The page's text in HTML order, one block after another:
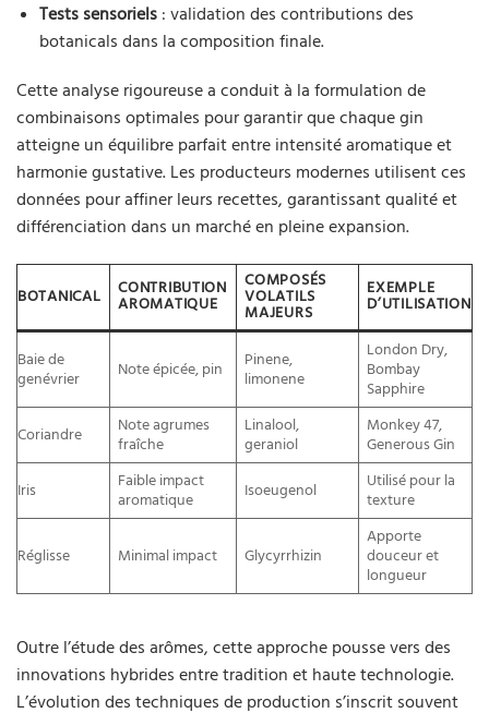
Tests sensoriels: validation des contributions des
botanicals dans la composition finale.
Cette analyse rigoureuse a conduit à la formulation de
combinaisons optimales pour garantir que chaque gin
atteigne un équilibre parfait entre intensité aromatique et
harmonie gustative. Les producteurs modernes utilisent ces
données pour affiner leurs recettes, garantissant qualité et
différenciation dans un marché en pleine expansion.
BOTANICAL CONTRIBUTION
AROMATIQUE
COMPOSÉS
VOLATILS
MAJEURS
EXEMPLE
D’UTILISATION
Baie de
genévrier
Note épicée, pin
Pinene,
limonene
London Dry,
Bombay
Sapphire
Coriandre
Note agrumes
fraîche
Linalool,
geraniol
Monkey 47,
Generous Gin
Iris
Faible impact
aromatique
Isoeugenol
Utilisé pour la
texture
Réglisse Minimal impact Glycyrrhizin
Apporte
douceur et
longueur
Outre l’étude des arômes, cette approche pousse vers des
innovations hybrides entre tradition et haute technologie.
L’évolution des techniques de production s’inscrit souvent